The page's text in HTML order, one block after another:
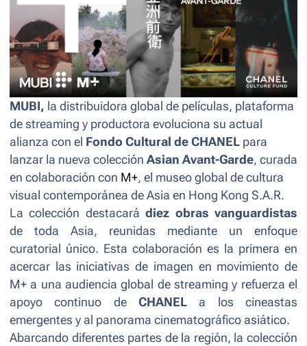
MUBI, la distribuidora global de películas, plataforma
de streaming y productora evoluciona su actual
alianza con el Fondo Cultural de CHANEL para
lanzar la nueva colección Asian Avant-Garde, curada
en colaboración con M+, el museo global de cultura
visual contemporánea de Asia en Hong Kong S.A.R.
La colección destacará diez obras vanguardistas
de toda Asia, reunidas mediante un enfoque
curatorial único. Esta colaboración es la primera en
acercar las iniciativas de imagen en movimiento de
M+ a una audiencia global de streaming y refuerza el
apoyo continuo de CHANEL a los cineastas
emergentes y al panorama cinematográfico asiático.
Abarcando diferentes partes de la región, la colección